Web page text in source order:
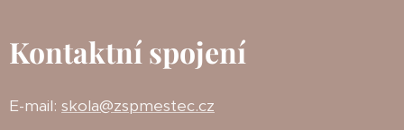
Kontaktní spojení
E-mail: skola@zspmestec.cz